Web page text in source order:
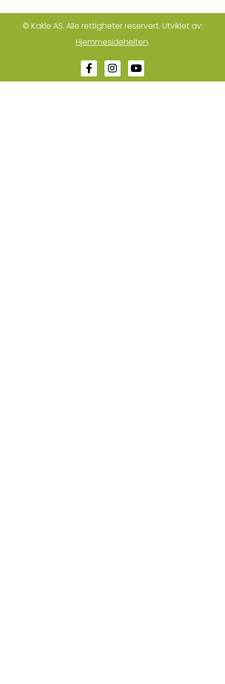
© Kakle AS. Alle rettigheter reservert. Utviklet av:
Hjemmesidehelten.